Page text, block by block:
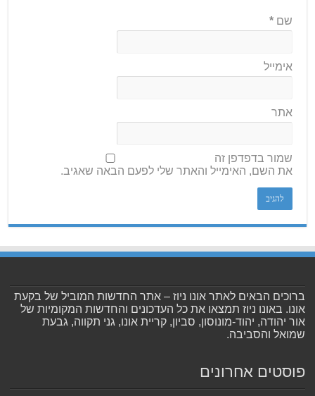
שם*
אימייל
אתר
שמור בדפדפן זה
את השם, האימייל והאתר שלי לפעם הבאה שאגיב.
ברוכים הבאים לאתר אונו ניוז – אתר החדשות המוביל של בקעת
אונו. באונו ניוז תמצאו את כל העדכונים והחדשות המקומיות של
אור יהודה, יהוד-מונוסון, סביון, קריית אונו, גני תקווה, גבעת
שמואל והסביבה.
פוסטים אחרונים